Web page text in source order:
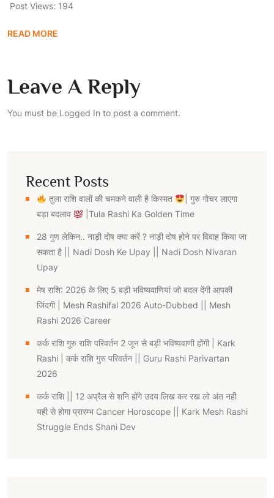
Post Views: 194
READ MORE
Leave A Reply
You must be Logged In to post a comment.
Recent Posts
तुला राशि वालों की चमकने वाली है किस्मत
| गुरु गोचर लाएगा
बड़ा बदलाव
|Tula Rashi Ka Golden Time
28 गुण लेकिन.. नाड़ी दोष क्या करें ? नाड़ी दोष होने पर विवाह किया जा
सकता है || Nadi Dosh Ke Upay || Nadi Dosh Nivaran
Upay
मेष राशि: 2026 के लिए 5 बड़ी भविष्यवाणियां जो बदल देंगी आपकी
जिंदगी | Mesh Rashifal 2026 Auto-Dubbed || Mesh
Rashi 2026 Career
कर्क राशि गुरु राशि परिवर्तन 2 जून से बड़ी भविष्यवाणी होंगी | Kark
Rashi | कर्क राशि गुरु परिवर्तन || Guru Rashi Parivartan
2026
कर्क राशि || 12 अप्रैल से शनि होंगे उदय लिख कर रख लो अंत नही
यही से होगा प्रारम्भ Cancer Horoscope || Kark Mesh Rashi
Struggle Ends Shani Dev